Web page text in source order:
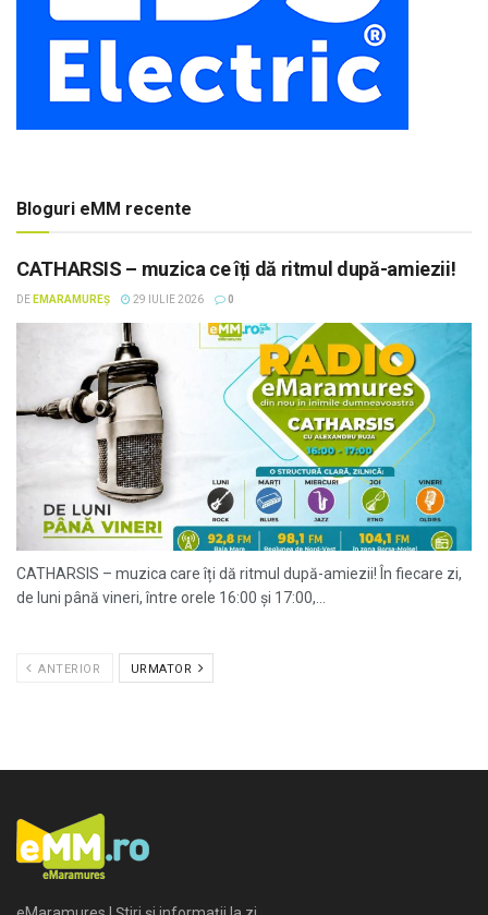
Bloguri eMM recente
CATHARSIS – muzica ce îți dă ritmul după-amiezii!
DE EMARAMUREȘ 29 IULIE 2026 0
CATHARSIS – muzica care îți dă ritmul după-amiezii! În fiecare zi,
de luni până vineri, între orele 16:00 și 17:00,...
ANTERIOR URMATOR